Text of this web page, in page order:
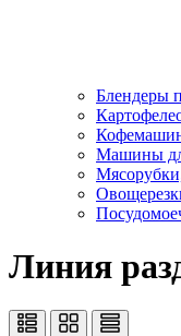
Блендеры
Машины
Линия